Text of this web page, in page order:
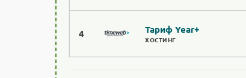
4 Тариф Year+
ХОСТИНГ